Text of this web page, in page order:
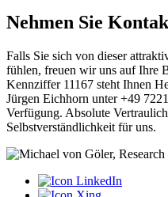
Nehmen Sie
Falls Sie sich von dieser
fühlen, freuen wir uns auf Ihre
Kennziffer 11167 steht Ihnen
Jürgen Eichhorn unter +49
Verfügung. Absolute
Selbstverständlichkeit für uns.